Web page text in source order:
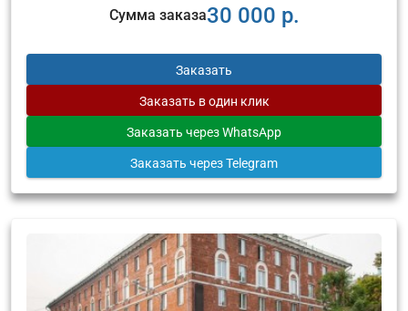
Сумма заказа30 000 р.
Заказать
Заказать в один клик
Заказать через WhatsApp
Заказать через Telegram